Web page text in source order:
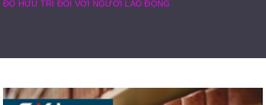
ĐỘ HƯU TRÍ ĐỐI VỚI NGƯỜI LAO ĐỘNG